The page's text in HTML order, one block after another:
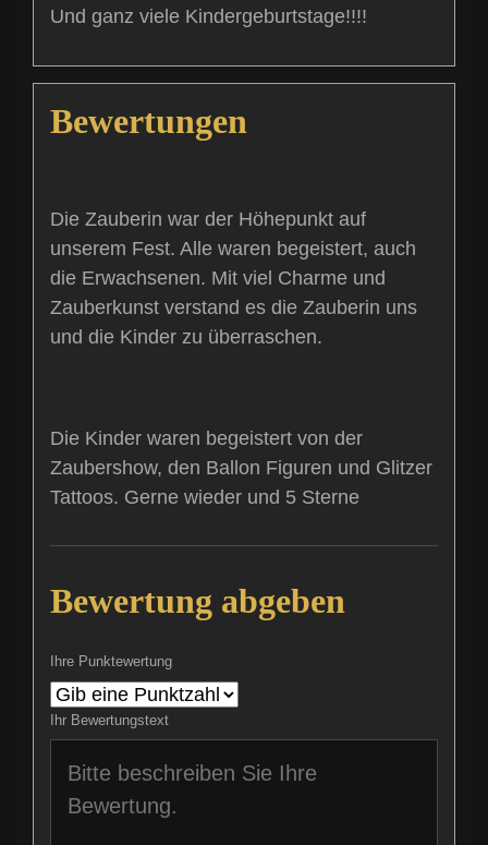
Und ganz viele Kindergeburtstage!!!!
Bewertungen
Die Zauberin war der Höhepunkt auf
unserem Fest. Alle waren begeistert, auch
die Erwachsenen. Mit viel Charme und
Zauberkunst verstand es die Zauberin uns
und die Kinder zu überraschen.
Die Kinder waren begeistert von der
Zaubershow, den Ballon Figuren und Glitzer
Tattoos. Gerne wieder und 5 Sterne
Bewertung abgeben
Ihre Punktewertung
Ihr Bewertungstext